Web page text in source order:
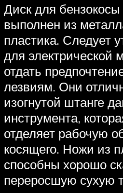
Диск для
выполнен из
пластика. Следует
для электрической
отдать
лезвиям. Они
изогнутой штанге
инструмента,
отделяет рабочую
косящего. Ножи из
способны хорошо
переросшую сухую